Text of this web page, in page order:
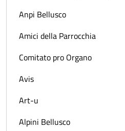
Anpi Bellusco
Amici della Parrocchia
Comitato pro Organo
Avis
Art-u
Alpini Bellusco